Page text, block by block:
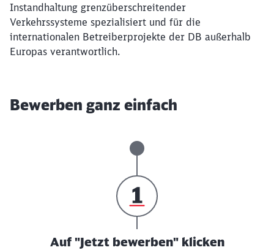
Instandhaltung grenzüberschreitender
Verkehrssysteme spezialisiert und für die
internationalen Betreiberprojekte der DB außerhalb
Europas verantwortlich.
Bewerben ganz einfach
Auf "Jetzt bewerben" klicken